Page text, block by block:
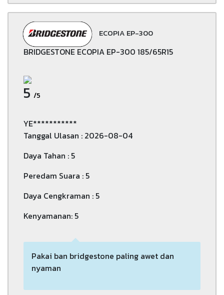
ECOPIA EP-300
BRIDGESTONE ECOPIA EP-300 185/65R15
5 /5
YE***********
Tanggal Ulasan : 2026-08-04
Daya Tahan : 5
Peredam Suara : 5
Daya Cengkraman : 5
Kenyamanan: 5
Pakai ban bridgestone paling awet dan
nyaman